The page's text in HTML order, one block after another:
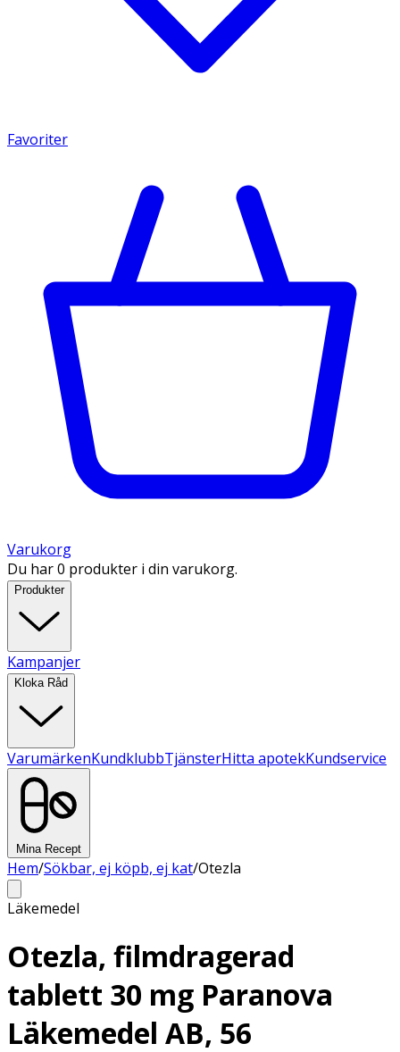
Favoriter
Varukorg
Du har 0 produkter i din varukorg.
Produkter
Kampanjer
Kloka Råd
VarumärkenKundklubbTjänsterHitta apotekKundservice
Mina Recept
Hem/Sökbar, ej köpb, ej kat/Otezla
Läkemedel
Otezla, filmdragerad
tablett 30 mg Paranova
Läkemedel AB, 56